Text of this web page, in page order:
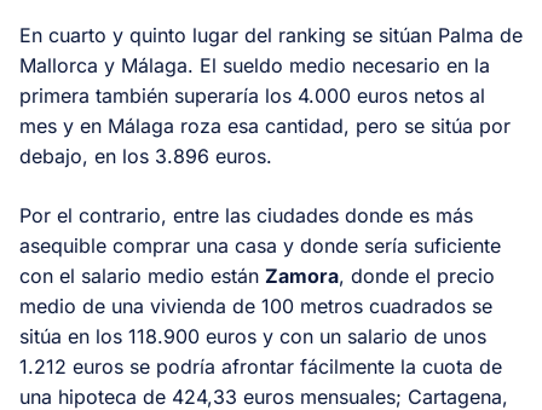
En cuarto y quinto lugar del ranking se sitúan Palma de
Mallorca y Málaga. El sueldo medio necesario en la
primera también superaría los 4.000 euros netos al
mes y en Málaga roza esa cantidad, pero se sitúa por
debajo, en los 3.896 euros.
Por el contrario, entre las ciudades donde es más
asequible comprar una casa y donde sería suficiente
con el salario medio están Zamora, donde el precio
medio de una vivienda de 100 metros cuadrados se
sitúa en los 118.900 euros y con un salario de unos
1.212 euros se podría afrontar fácilmente la cuota de
una hipoteca de 424,33 euros mensuales; Cartagena,